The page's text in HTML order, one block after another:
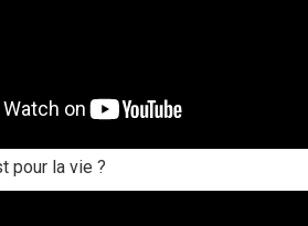
pour la vie ?